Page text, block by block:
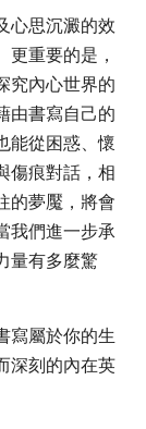
心思沉澱的效
重要的是，
究內心世界的
由書寫自己的
能從困惑、懷
傷痕對話，相
的夢魘，將會
我們進一步承
量有多麼驚
寫屬於你的生
深刻的內在英